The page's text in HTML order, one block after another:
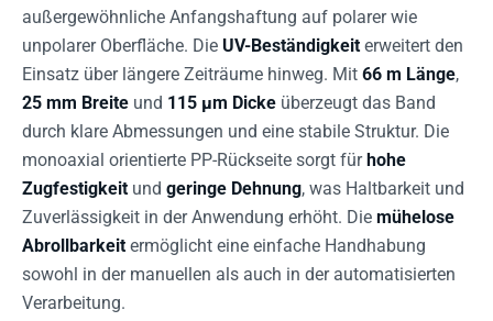
außergewöhnliche Anfangshaftung auf polarer wie
unpolarer Oberfläche. Die UV-Beständigkeit erweitert den
Einsatz über längere Zeiträume hinweg. Mit 66 m Länge,
25 mm Breite und 115 µm Dicke überzeugt das Band
durch klare Abmessungen und eine stabile Struktur. Die
monoaxial orientierte PP-Rückseite sorgt fürhohe
Zugfestigkeit und geringe Dehnung, was Haltbarkeit und
Zuverlässigkeit in der Anwendung erhöht. Die mühelose
Abrollbarkeit ermöglicht eine einfache Handhabung
sowohl in der manuellen als auch in der automatisierten
Verarbeitung.